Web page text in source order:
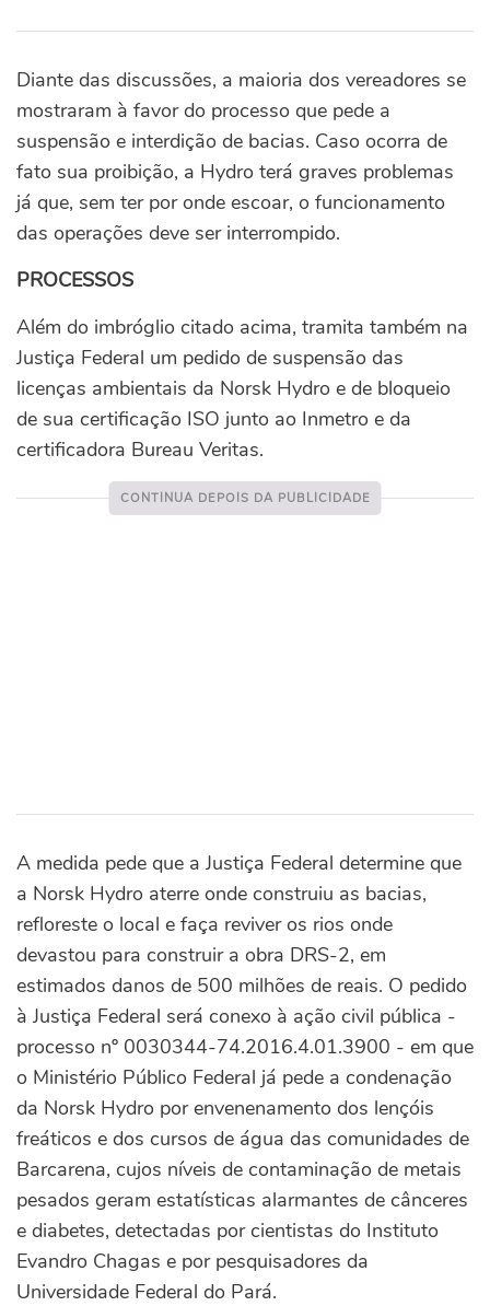
Diante das discussões, a maioria dos vereadores se
mostraram à favor do processo que pede a
suspensão e interdição de bacias. Caso ocorra de
fato sua proibição, a Hydro terá graves problemas
já que, sem ter por onde escoar, o funcionamento
das operações deve ser interrompido.
PROCESSOS
Além do imbróglio citado acima, tramita também na
Justiça Federal um pedido de suspensão das
licenças ambientais da Norsk Hydro e de bloqueio
de sua certificação ISO junto ao Inmetro e da
certificadora Bureau Veritas.
A medida pede que a Justiça Federal determine que
a Norsk Hydro aterre onde construiu as bacias,
refloreste o local e faça reviver os rios onde
devastou para construir a obra DRS-2, em
estimados danos de 500 milhões de reais. O pedido
à Justiça Federal será conexo à ação civil pública -
processo nº 0030344-74.2016.4.01.3900 - em que
o Ministério Público Federal já pede a condenação
da Norsk Hydro por envenenamento dos lençóis
freáticos e dos cursos de água das comunidades de
Barcarena, cujos níveis de contaminação de metais
pesados geram estatísticas alarmantes de cânceres
e diabetes, detectadas por cientistas do Instituto
Evandro Chagas e por pesquisadores da
Universidade Federal do Pará.